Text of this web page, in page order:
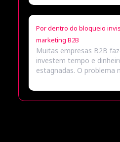
Por dentro do bloqueio
marketing B2B
Muitas empresas B2B
investem tempo e
estagnadas. O problema